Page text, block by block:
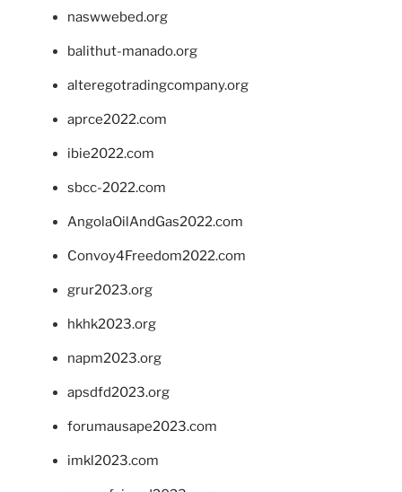
naswwebed.org
balithut-manado.org
alteregotradingcompany.org
aprce2022.com
ibie2022.com
sbcc-2022.com
AngolaOilAndGas2022.com
Convoy4Freedom2022.com
grur2023.org
hkhk2023.org
napm2023.org
apsdfd2023.org
forumausape2023.com
imkl2023.com